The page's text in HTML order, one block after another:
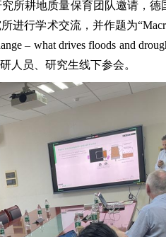
所耕地质量保育团队邀请，
行学术交流，并作题为
– what drives floods and
人员、研究生线下参会。